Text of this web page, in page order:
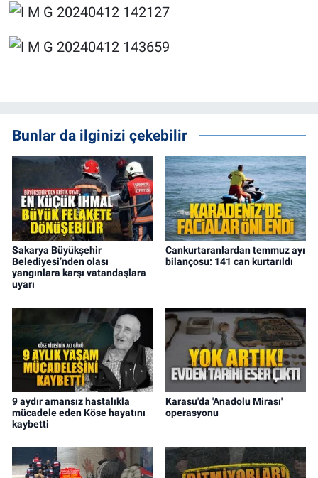
Bunlar da ilginizi çekebilir
Sakarya Büyükşehir
Belediyesi’nden olası
yangınlara karşı vatandaşlara
uyarı
Cankurtaranlardan temmuz ayı
bilançosu: 141 can kurtarıldı
9 aydır amansız hastalıkla
mücadele eden Köse hayatını
kaybetti
Karasu'da 'Anadolu Mirası'
operasyonu